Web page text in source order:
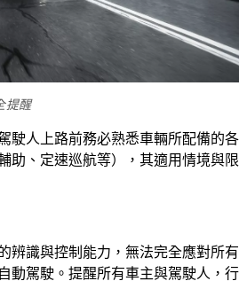
提醒
駛人上路前務必熟悉車輛所配備的各
助、定速巡航等），其適用情境與限
辨識與控制能力，無法完全應對所有
動駕駛。提醒所有車主與駕駛人，行